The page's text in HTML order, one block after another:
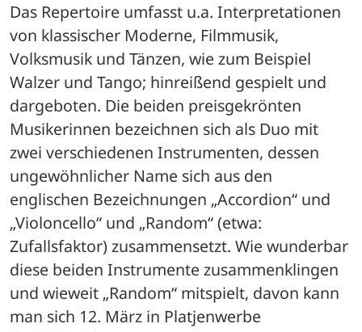
Das Repertoire umfasst u.a. Interpretationen
von klassischer Moderne, Filmmusik,
Volksmusik und Tänzen, wie zum Beispiel
Walzer und Tango; hinreißend gespielt und
dargeboten. Die beiden preisgekrönten
Musikerinnen bezeichnen sich als Duo mit
zwei verschiedenen Instrumenten, dessen
ungewöhnlicher Name sich aus den
englischen Bezeichnungen „Accordion“ und
„Violoncello“ und „Random“ (etwa:
Zufallsfaktor) zusammensetzt. Wie wunderbar
diese beiden Instrumente zusammenklingen
und wieweit „Random“ mitspielt, davon kann
man sich 12. März in Platjenwerbe